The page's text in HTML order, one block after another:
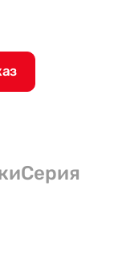
Серия